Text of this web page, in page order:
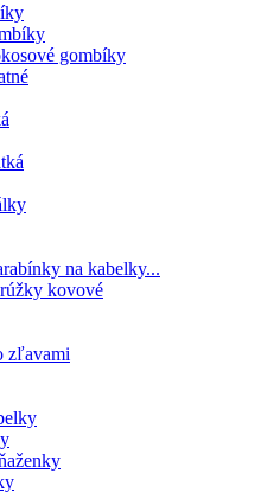
gombíky
na kabelky...
kovové
zľavami